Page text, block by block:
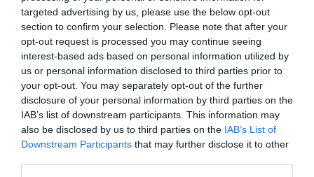
targeted advertising by us, please use the below opt-out
section to confirm your selection. Please note that after your
opt-out request is processed you may continue seeing
interest-based ads based on personal information utilized by
us or personal information disclosed to third parties prior to
your opt-out. You may separately opt-out of the further
disclosure of your personal information by third parties on the
IAB’s list of downstream participants. This information may
also be disclosed by us to third parties on the IAB’s List of
Downstream Participants that may further disclose it to other
interiore del bambino
Bambini che amano giocare da soli
Genitori in gioco: intervista ad Alessandra
Zermoglio